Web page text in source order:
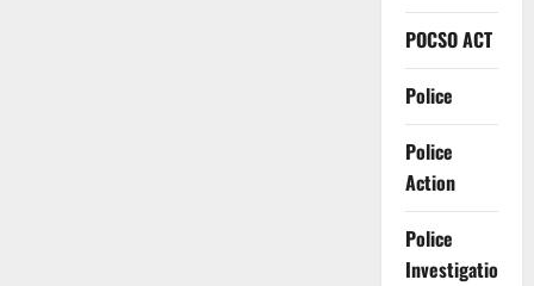
POCSO ACT
Police
Police
Action
Police
Investigation